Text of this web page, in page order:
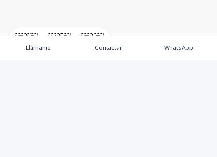
🇪🇸 🇺🇸 🇫🇷
Llámame Contactar WhatsApp